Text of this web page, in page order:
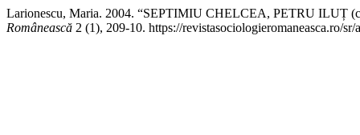
Larionescu, Maria. 2004. “SEPTIMIU CHELCEA, PETRU ILUȚ
Românească 2 (1), 209-10. https://revistasociologieromaneasca.ro/